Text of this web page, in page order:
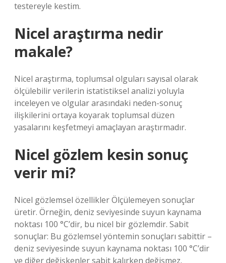
testereyle kestim.
Nicel araştırma nedir
makale?
Nicel araştırma, toplumsal olguları sayısal olarak
ölçülebilir verilerin istatistiksel analizi yoluyla
inceleyen ve olgular arasındaki neden-sonuç
ilişkilerini ortaya koyarak toplumsal düzen
yasalarını keşfetmeyi amaçlayan araştırmadır.
Nicel gözlem kesin sonuç
verir mi?
Nicel gözlemsel özellikler Ölçülemeyen sonuçlar
üretir. Örneğin, deniz seviyesinde suyun kaynama
noktası 100 °C’dir, bu nicel bir gözlemdir. Sabit
sonuçlar: Bu gözlemsel yöntemin sonuçları sabittir –
deniz seviyesinde suyun kaynama noktası 100 °C’dir
ve diğer değişkenler sabit kalırken değişmez.